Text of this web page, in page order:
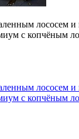
лососем и
с копчёным
лососем и
с копчёным